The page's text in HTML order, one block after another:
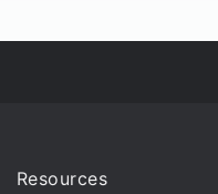
Resources